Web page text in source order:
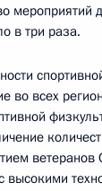
мероприятий
в три раза.
во всех
высокими